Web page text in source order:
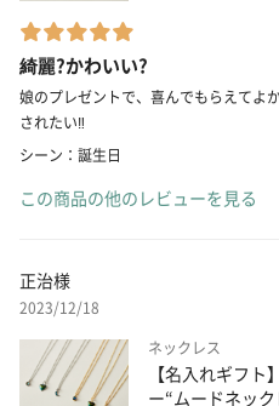
綺麗?かわいい?
娘のプレゼントで、喜んでもらえてよ
されたい‼️
シーン：誕生日
この商品の他のレビューを見る
正治様
2023/12/18
ネックレス
【名入れギフ
ー“ムードネック